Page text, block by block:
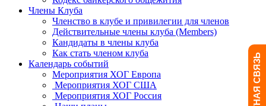
Члены Клуба
Членство в клубе и привилегии для членов
Действительные члены клуба (Members)
Кандидаты в члены клуба
Как стать членом клуба
Календарь событий
Мероприятия ХОГ Европа
Мероприятия ХОГ США
Мероприятия ХОГ Россия